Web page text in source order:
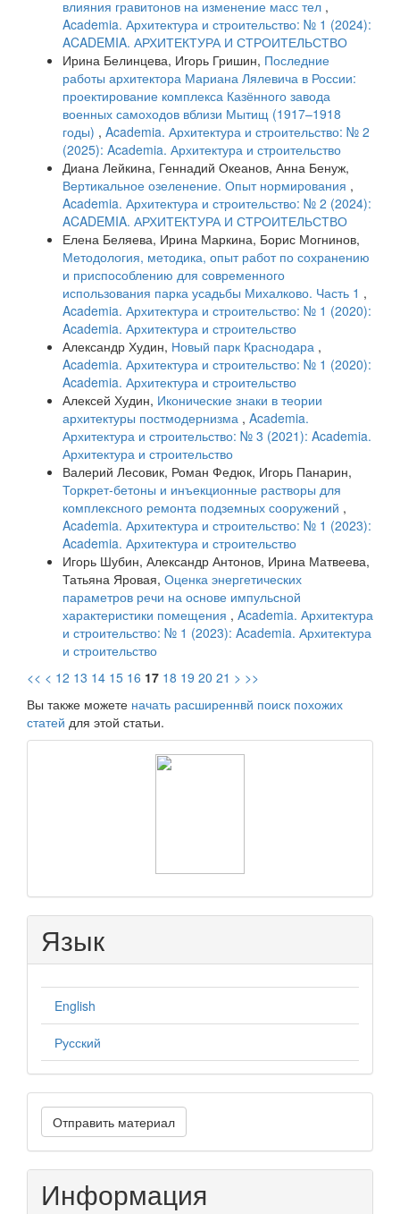
влияния гравитонов на изменение масс тел ,
Academia. Архитектура и строительство: № 1 (2024):
ACADEMIA. АРХИТЕКТУРА И СТРОИТЕЛЬСТВО
Ирина Белинцева, Игорь Гришин, Последние
работы архитектора Мариана Лялевича в России:
проектирование комплекса Казённого завода
военных самоходов вблизи Мытищ (1917–1918
годы) , Academia. Архитектура и строительство: № 2
(2025): Academia. Архитектура и строительство
Диана Лейкина, Геннадий Океанов, Анна Бенуж,
Вертикальное озеленение. Опыт нормирования ,
Academia. Архитектура и строительство: № 2 (2024):
ACADEMIA. АРХИТЕКТУРА И СТРОИТЕЛЬСТВО
Елена Беляева, Ирина Маркина, Борис Могнинов,
Методология, методика, опыт работ по сохранению
и приспособлению для современного
использования парка усадьбы Михалково. Часть 1 ,
Academia. Архитектура и строительство: № 1 (2020):
Academia. Архитектура и строительство
Александр Худин, Новый парк Краснодара ,
Academia. Архитектура и строительство: № 1 (2020):
Academia. Архитектура и строительство
Алексей Худин, Иконические знаки в теории
архитектуры постмодернизма , Academia.
Архитектура и строительство: № 3 (2021): Academia.
Архитектура и строительство
Валерий Лесовик, Роман Федюк, Игорь Панарин,
Торкрет-бетоны и инъекционные растворы для
комплексного ремонта подземных сооружений ,
Academia. Архитектура и строительство: № 1 (2023):
Academia. Архитектура и строительство
Игорь Шубин, Александр Антонов, Ирина Матвеева,
Татьяна Яровая, Оценка энергетических
параметров речи на основе импульсной
характеристики помещения , Academia. Архитектура
и строительство: № 1 (2023): Academia. Архитектура
и строительство
<< < 12 13 14 15 16 17 18 19 20 21 > >>
Вы также можете начать расширеннвй поиск похожих
статей для этой статьи.
Язык
English
Русский
Отправить
материал
Отправить материал
Информация